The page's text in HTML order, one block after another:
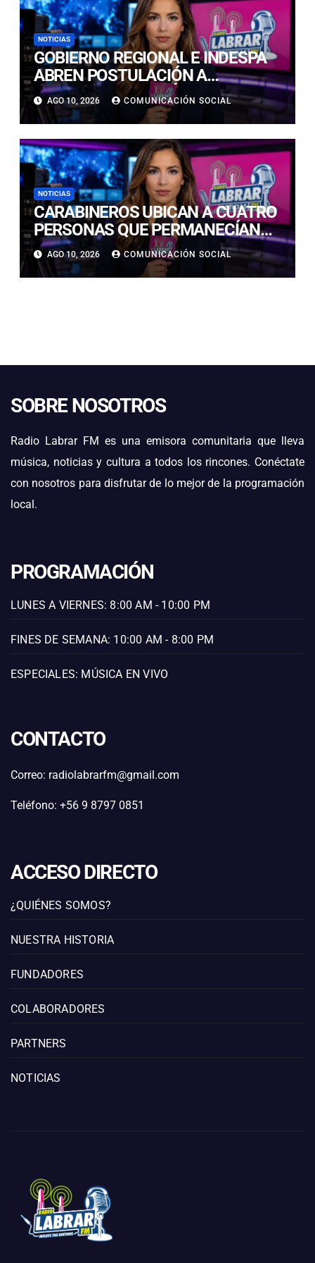
NOTICIAS
GOBIERNO REGIONAL E INDESPA
ABREN POSTULACIÓN A
CONCURSO POR MÁS DE $385
MILLONES PARA FORTALECER LA
PESCA ARTESANAL
AGO 10, 2026 COMUNICACIÓN SOCIAL
NOTICIAS
CARABINEROS UBICAN A CUATRO
PERSONAS QUE PERMANECÍAN
AISLADAS EN SECTOR
PRECORDILLERANO DE VALLENAR
AGO 10, 2026 COMUNICACIÓN SOCIAL
SOBRE NOSOTROS
Radio Labrar FM es una emisora comunitaria que lleva
música, noticias y cultura a todos los rincones. Conéctate
con nosotros para disfrutar de lo mejor de la programación
local.
PROGRAMACIÓN
LUNES A VIERNES: 8:00 AM - 10:00 PM
FINES DE SEMANA: 10:00 AM - 8:00 PM
ESPECIALES: MÚSICA EN VIVO
CONTACTO
Correo: radiolabrarfm@gmail.com
Teléfono: +56 9 8797 0851
ACCESO DIRECTO
¿QUIÉNES SOMOS?
NUESTRA HISTORIA
FUNDADORES
COLABORADORES
PARTNERS
NOTICIAS